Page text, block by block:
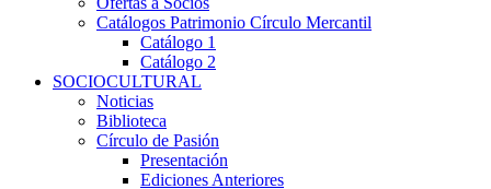
Catálogos Patrimonio Círculo Mercantil
Catálogo 1
Catálogo 2
SOCIOCULTURAL
Noticias
Biblioteca
Círculo de Pasión
Presentación
Ediciones Anteriores